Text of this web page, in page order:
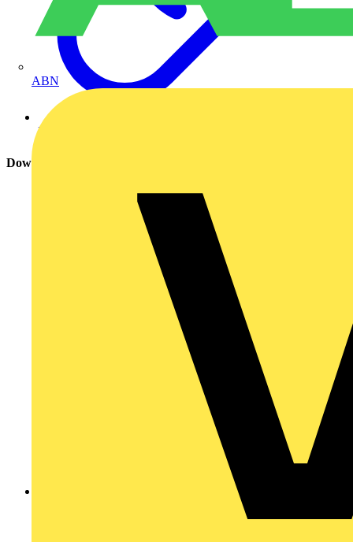
ABN
Hospitality Internetseite
Download